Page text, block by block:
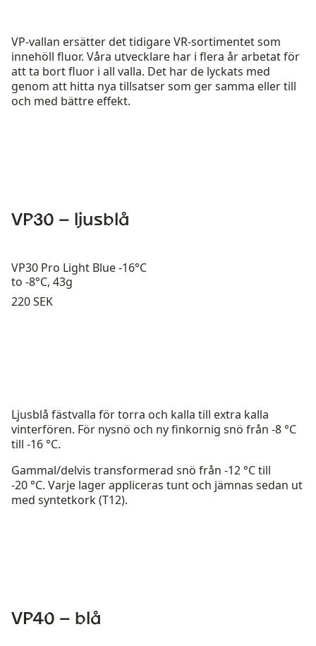
VP-vallan ersätter det tidigare VR-sortimentet som
innehöll fluor. Våra utvecklare har i flera år arbetat för
att ta bort fluor i all valla. Det har de lyckats med
genom att hitta nya tillsatser som ger samma eller till
och med bättre effekt.
VP30 – ljusblå
VP30 Pro Light Blue -16°C
to -8°C, 43g
Pris:
220 SEK
Ljusblå fästvalla för torra och kalla till extra kalla
vinterfören. För nysnö och ny finkornig snö från -8 °C
till -16 °C.
Gammal/delvis transformerad snö från -12 °C till
-20 °C. Varje lager appliceras tunt och jämnas sedan ut
med syntetkork (T12).
VP40 – blå